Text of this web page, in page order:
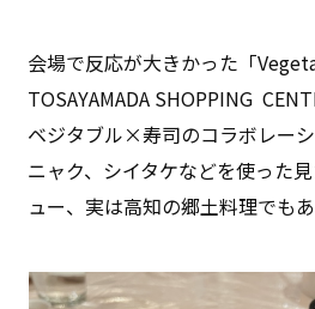
会場で反応が大きかった「
TOSAYAMADA SHOPPING
ベジタブル×寿司のコラボレー
ニャク、シイタケなどを使った
ュー、実は高知の郷土料理でもあ